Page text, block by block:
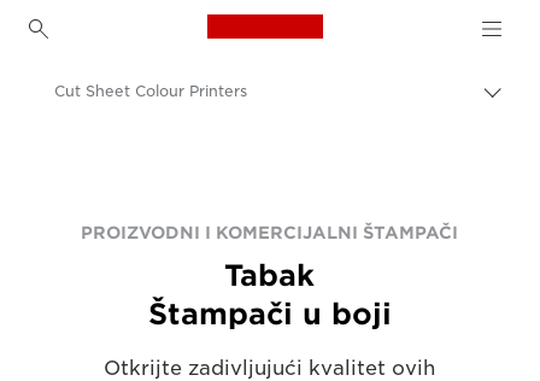
Canon Logo, back to
Poslovni proizvodi
Cut Sheet Colour Printers
PROIZVODNI I KOMERCIJALNI ŠTAMPAČI
Tabak
Štampači u boji
Otkrijte zadivljujući kvalitet ovih